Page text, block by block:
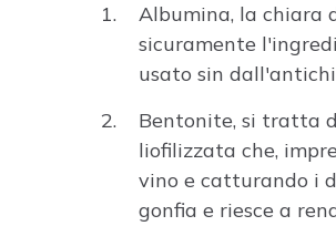
Albumina, la chiara
sicuramente
usato sin
Bentonite, si tratta
liofilizzata che,
vino e catturando i
gonfia e riesce a